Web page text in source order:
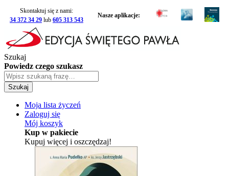
Skontaktuj się z nami:
34 372 34 29 lub 605 313 543
Nasze aplikacje:
Szukaj
Powiedz czego szukasz
Szukaj
Moja lista życzeń
Zaloguj się
Mój koszyk
Kup w pakiecie
Kupuj więcej i oszczędzaj!